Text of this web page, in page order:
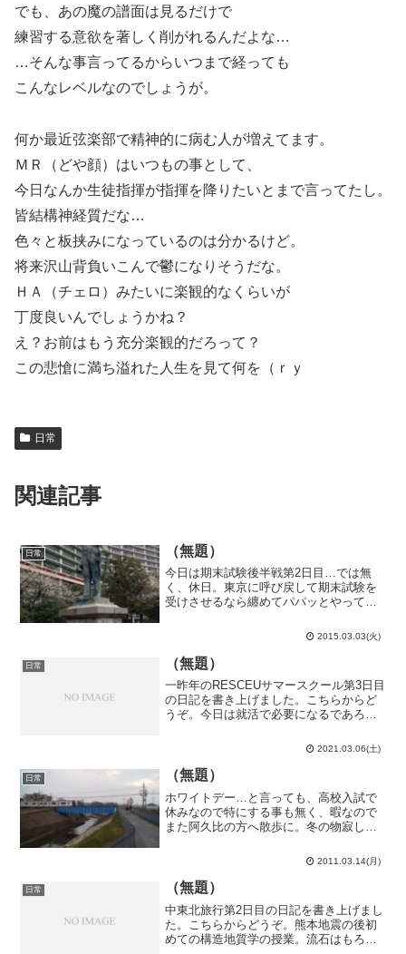
でも、あの魔の譜面は見るだけで
練習する意欲を著しく削がれるんだよな…
…そんな事言ってるからいつまで経っても
こんなレベルなのでしょうが。
何か最近弦楽部で精神的に病む人が増えてます。
ＭＲ（どや顔）はいつもの事として、
今日なんか生徒指揮が指揮を降りたいとまで言ってたし。
皆結構神経質だな…
色々と板挟みになっているのは分かるけど。
将来沢山背負いこんで鬱になりそうだな。
ＨＡ（チェロ）みたいに楽観的なくらいが
丁度良いんでしょうかね？
え？お前はもう充分楽観的だろって？
この悲愴に満ち溢れた人生を見て何を（ｒｙ
日常
関連記事
日常 （無題）
今日は期末試験後半戦第2日目…では無
く、休日。東京に呼び戻して期末試験を
受けさせるなら纏めてパパッとやってし
残っているのは1教科のみ。これが量子力
学や物理数学なら丸1日くらい軽く勉強出
来ますが、物理実験学...
2015.03.03(火)
日常 （無題）
一昨年のRESCEUサマースクール第3日目
の日記を書き上げました。こちらからど
うぞ。今日は就活で必要になるであろう
のオンライン説明会は私服指定でいつス
ーツが必要になるのか良く分かりません
が、あるに越したこ...
2021.03.06(土)
日常 （無題）
ホワイトデー…と言っても、高校入試で
休みなので特にする事も無く、暇なので
また阿久比の方へ散歩に。冬の物寂しい
るような景色になってきたこの頃。お、
この風景良いな。とか思って写真を撮っ
てもみるも、うーん、何か...
2011.03.14(月)
日常 （無題）
中東北旅行第2日目の日記を書き上げまし
た。こちらからどうぞ。熊本地震の後初
めての構造地質学の授業。流石はもろに